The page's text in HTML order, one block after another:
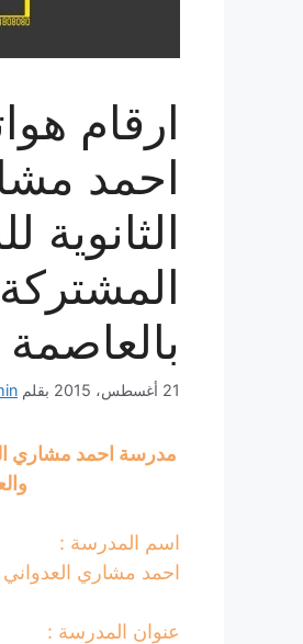
ارقام
احمد
الثانوية
بالعاصمة
21 أغسطس، 2015 بقلم
مدرسة احمد مشاري
اسم المدرسة :
احمد مشاري العدواني
عنوان المدرسة :